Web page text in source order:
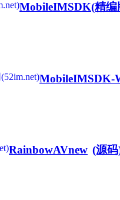
MobileIMSDK(精编
MobileIMSDK-
RainbowAVnew (源